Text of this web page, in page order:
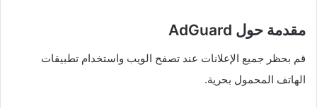
مقدمة حول AdGuard
قم بحظر جميع الإعلانات عند تصفح الويب واستخدام تطبيقات
الهاتف المحمول بحرية.